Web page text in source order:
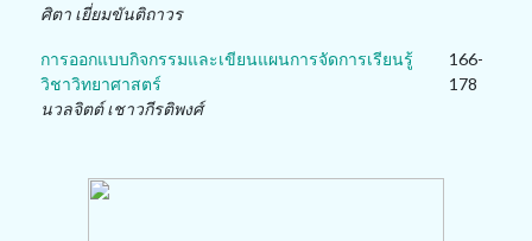
ศิตา เยี่ยมขันติถาวร
การออกแบบกิจกรรมและเขียนแผนการจัดการเรียนรู้
วิชาวิทยาศาสตร์
นวลจิตต์ เชาวกีรติพงศ์
166-
178